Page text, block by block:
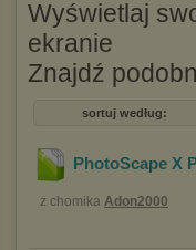
Wyświetlaj
ekranie
Znajdź
sortuj według:
PhotoScape X
z chomika Adon2000